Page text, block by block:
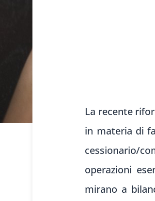
La recente
in materia di
cessionario/
operazioni
mirano a